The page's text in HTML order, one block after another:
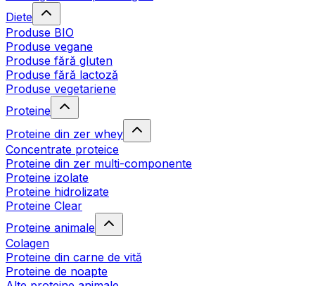
Diete
Produse BIO
Produse vegane
Produse fără gluten
Produse fără lactoză
Produse vegetariene
Proteine
Proteine din zer whey
Concentrate proteice
Proteine din zer multi-componente
Proteine izolate
Proteine hidrolizate
Proteine Clear
Proteine animale
Colagen
Proteine din carne de vită
Proteine de noapte